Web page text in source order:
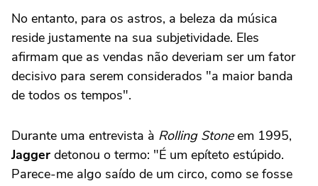
No entanto, para os astros, a beleza da música
reside justamente na sua subjetividade. Eles
afirmam que as vendas não deveriam ser um fator
decisivo para serem considerados "a maior banda
de todos os tempos".
Durante uma entrevista à Rolling Stoneem 1995,
Jagger detonou o termo: "É um epíteto estúpido.
Parece-me algo saído de um circo, como se fosse